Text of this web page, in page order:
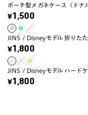
ポーチ型メガネケース（ドナ
¥1,500
JINS / Disneyモデル 折りた
¥1,800
JINS / Disneyモデル ハード
¥1,800